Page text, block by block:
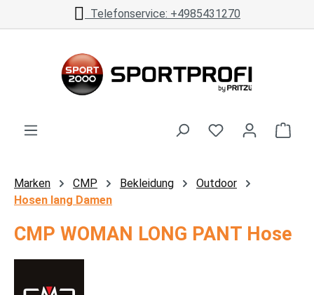
Zum Hauptinhalt springenTelefonservice: +4985431270
Marken CMP Bekleidung
Outdoor
Hosen lang Damen
CMP WOMAN LONG PANT Hose